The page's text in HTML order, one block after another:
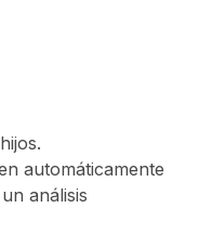
automáticamente
análisis